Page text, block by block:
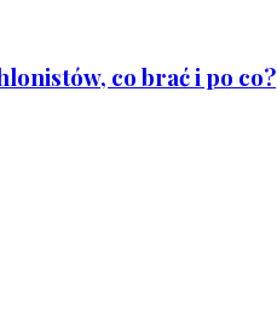
co brać i po co?